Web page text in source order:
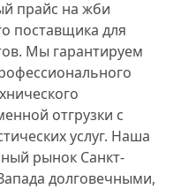
прайс на жби
поставщика для
Мы гарантируем
отгрузки с
услуг. Наша
рынок Санкт-
долговечными,